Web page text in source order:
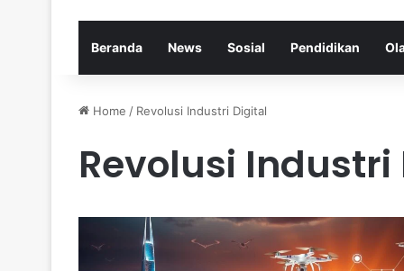
Beranda News Sosial Pendidikan
Home / Revolusi Industri Digital
Revolusi